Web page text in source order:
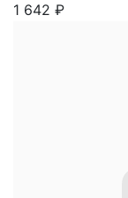
1 642 ₽